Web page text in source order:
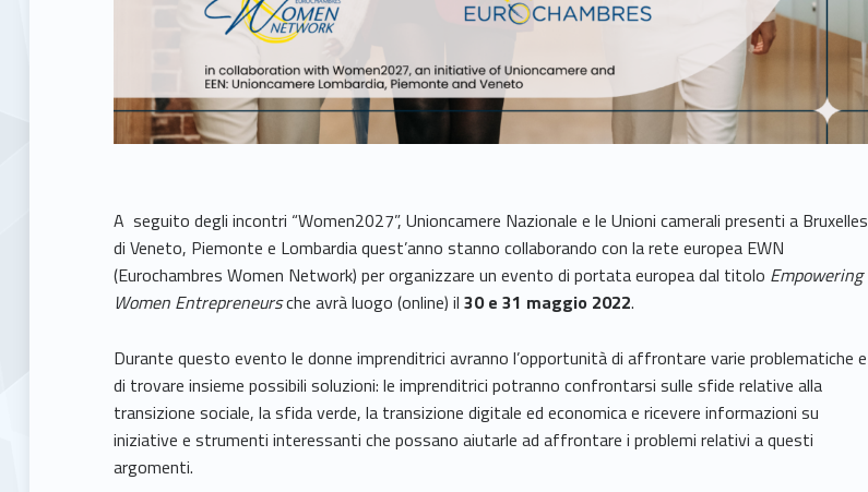
A seguito degli incontri “Women2027”, Unioncamere Nazionale e le Unioni camerali presenti a Bruxelles
di Veneto, Piemonte e Lombardia quest’anno stanno collaborando con la rete europea EWN
(Eurochambres Women Network) per organizzare un evento di portata europea dal titolo Empowering
Women Entrepreneursche avrà luogo (online) il30 e 31 maggio 2022.
Durante questo evento le donne imprenditrici avranno l’opportunità di affrontare varie problematiche e
di trovare insieme possibili soluzioni: le imprenditrici potranno confrontarsi sulle sfide relative alla
transizione sociale, la sfida verde, la transizione digitale ed economica e ricevere informazioni su
iniziative e strumenti interessanti che possano aiutarle ad affrontare i problemi relativi a questi
argomenti.